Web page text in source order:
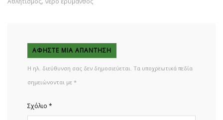
ΑΦΉΣΤΕ ΜΙΑ ΑΠΆΝΤΗΣΗ
Η ηλ. διεύθυνση σας δεν δημοσιεύεται. Τα υποχρεωτικά πεδία
σημειώνονται με *
Σχόλιο *